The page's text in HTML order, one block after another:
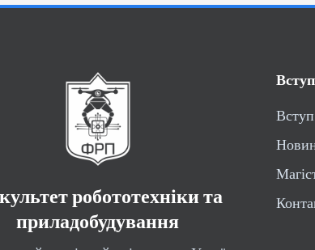
робототехніки та
приладобудування
Вступ